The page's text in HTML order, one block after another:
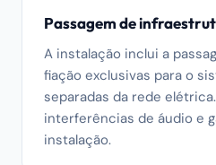
Passagem de
A instalação inclui a
fiação exclusivas para o
separadas da rede
interferências de áudio e
instalação.